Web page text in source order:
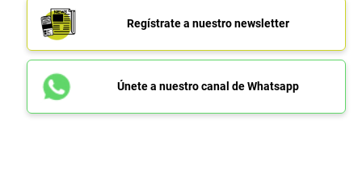
Regístrate a nuestro newsletter
Únete a nuestro canal de Whatsapp